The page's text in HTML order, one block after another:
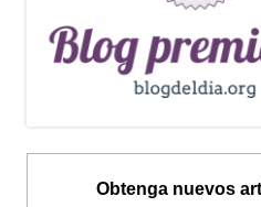
Obtenga nuevos